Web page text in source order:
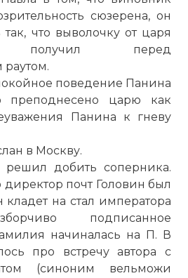
сюзерена, он
что выволочку от царя
получил перед
поведение Панина
царю как
Панина к гневу
в Москву.
решил добить соперника.
директор почт Головин был
на стал императора
подписанное
начиналась на П. В
про встречу автора с
(синоним вельможи